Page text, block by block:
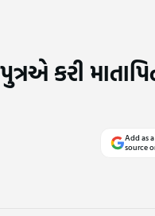
કરી
Add as
source